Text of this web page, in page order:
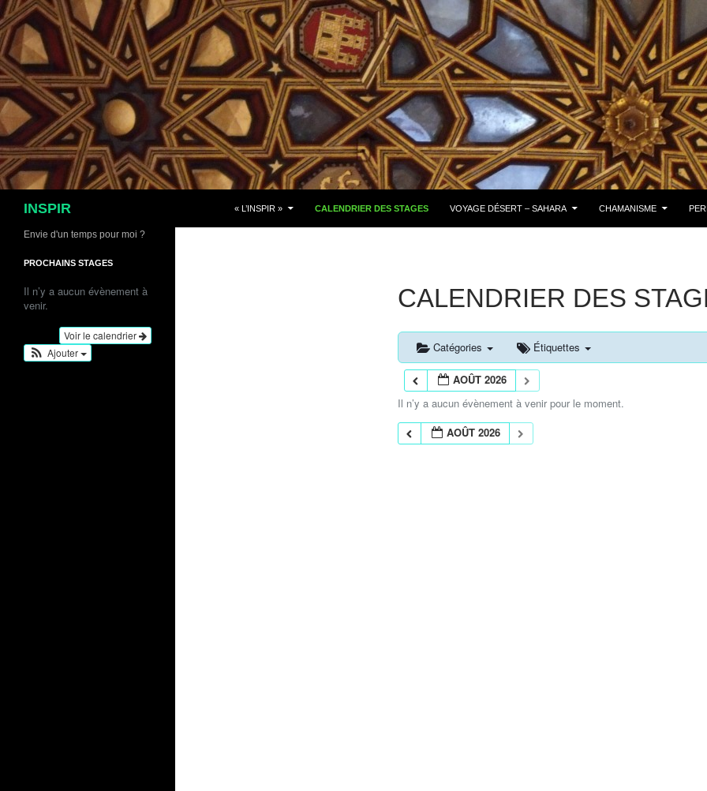
Aller
au
contenu
INSPIR « L’INSPIR » CALENDRIER DES STAGES VOYAGE DÉSERT – SAHARA CHAMANISME
CALENDRIER DES
Catégories Étiquettes
AOÛT 2026
Il n’y a aucun évènement à venir pour le moment.
AOÛT 2026
Envie d'un temps pour moi ?
PROCHAINS STAGES
Il n’y a aucun évènement à
venir.
Voir le calendrier
Ajouter